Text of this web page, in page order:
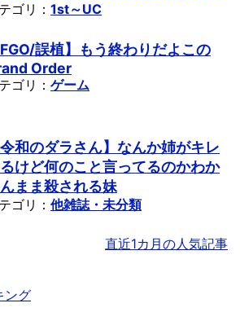
ゴリ： 1st～UC
FGO/誤植】もう終わりだよこの
Order
ゴリ： ゲーム
令和のダラさん】なんか姉がキレ
けど何のこと言ってるのかわか
まま殺される妹
ゴリ： 他雑誌・未分類
直近1カ月の人気記事
ング